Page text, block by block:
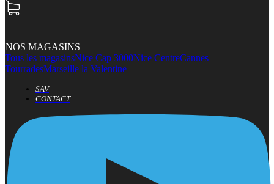
NOS MAGASINS
Tous les magasinsNice Cap 3000Nice CentreCannes
TourradesMarseille la Valentine
SAV
CONTACT